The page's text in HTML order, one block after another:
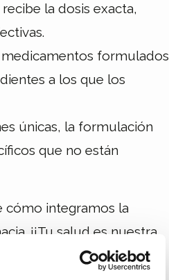
la dosis exacta,
medicamentos formulados
a los que los
únicas, la formulación
que no están
cómo integramos la
¡¡Tu salud es nuestra